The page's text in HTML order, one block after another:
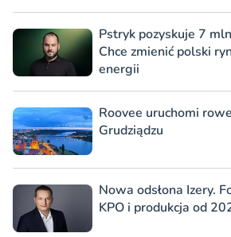
Pstryk pozyskuje 7
Chce zmienić polski
energii
Roovee uruchomi
Grudziądzu
Nowa odsłona Izery.
KPO i produkcja od